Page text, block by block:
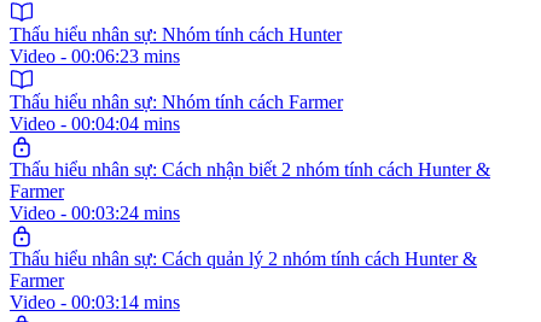
Thấu hiểu nhân sự: Nhóm tính cách Hunter
Video - 00:06:23 mins
Thấu hiểu nhân sự: Nhóm tính cách Farmer
Video - 00:04:04 mins
Thấu hiểu nhân sự: Cách nhận biết 2 nhóm tính cách Hunter &
Farmer
Video - 00:03:24 mins
Thấu hiểu nhân sự: Cách quản lý 2 nhóm tính cách Hunter &
Farmer
Video - 00:03:14 mins